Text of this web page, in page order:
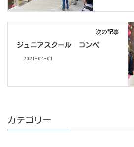
次の記事
ジュニアスクール コンペ
2021-04-01
カテゴリー